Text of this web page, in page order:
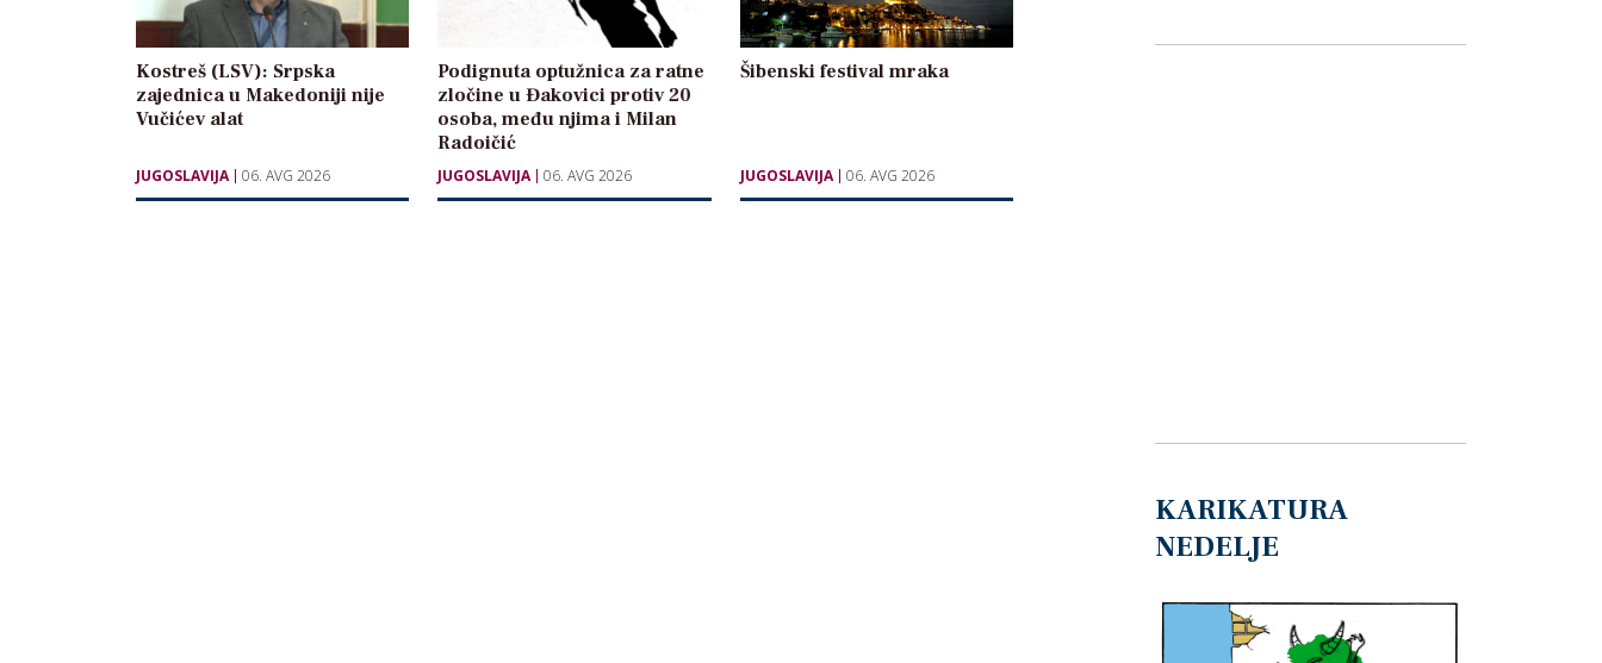
Kostreš (LSV): Srpska
zajednica u Makedoniji nije
Vučićev alat
JUGOSLAVIJA 06. AVG 2026
Podignuta optužnica za ratne
zločine u Đakovici protiv 20
osoba, među njima i Milan
Radoičić
JUGOSLAVIJA 06. AVG 2026
Šibenski festival mraka
JUGOSLAVIJA 06. AVG 2026
KARIKATURA
NEDELJE